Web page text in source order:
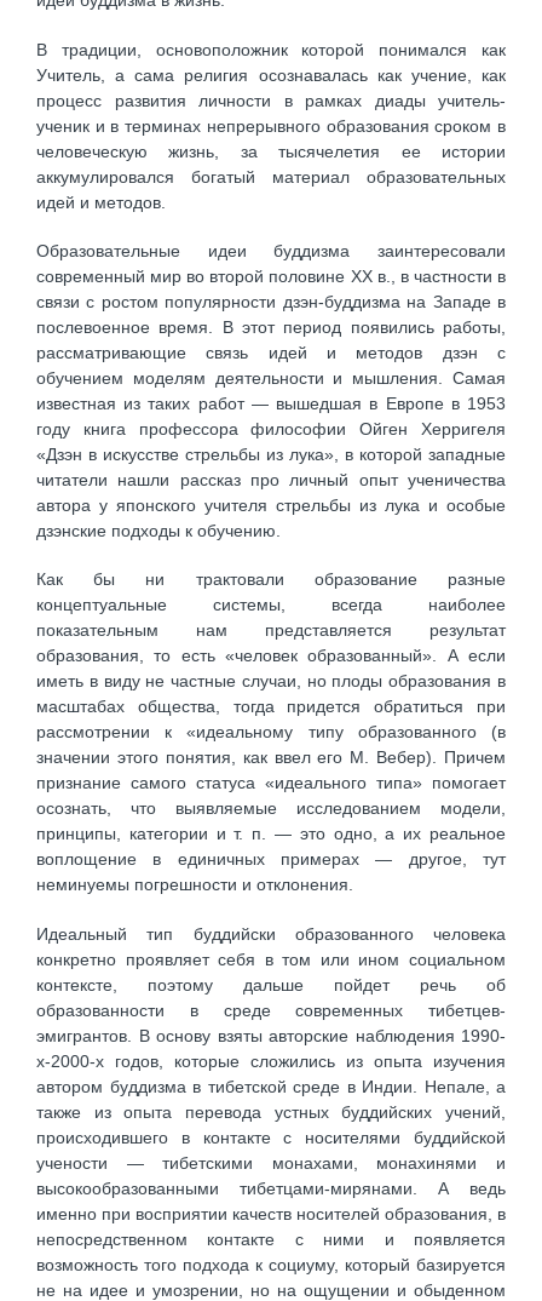
В традиции, основоположник которой понимался как
Учитель, а сама религия осознавалась как учение, как
процесс развития личности в рамках диады учитель-
ученик и в терминах непрерывного образования сроком в
человеческую жизнь, за тысячелетия ее истории
аккумулировался богатый материал образовательных
идей и методов.
Образовательные идеи буддизма заинтересовали
современный мир во второй половине XX в., в частности в
связи с ростом популярности дзэн-буддизма на Западе в
послевоенное время. В этот период появились работы,
рассматривающие связь идей и методов дзэн с
обучением моделям деятельности и мышления. Самая
известная из таких работ — вышедшая в Европе в 1953
году книга профессора философии Ойген Херригеля
«Дзэн в искусстве стрельбы из лука», в которой западные
читатели нашли рассказ про личный опыт ученичества
автора у японского учителя стрельбы из лука и особые
дзэнские подходы к обучению.
Как бы ни трактовали образование разные
концептуальные системы, всегда наиболее
показательным нам представляется результат
образования, то есть «человек образованный». А если
иметь в виду не частные случаи, но плоды образования в
масштабах общества, тогда придется обратиться при
рассмотрении к «идеальному типу образованного (в
значении этого понятия, как ввел его М. Вебер). Причем
признание самого статуса «идеального типа» помогает
осознать, что выявляемые исследованием модели,
принципы, категории и т. п. — это одно, а их реальное
воплощение в единичных примерах — другое, тут
неминуемы погрешности и отклонения.
Идеальный тип буддийски образованного человека
конкретно проявляет себя в том или ином социальном
контексте, поэтому дальше пойдет речь об
образованности в среде современных тибетцев-
эмигрантов. В основу взяты авторские наблюдения 1990-
х-2000-х годов, которые сложились из опыта изучения
автором буддизма в тибетской среде в Индии. Непале, а
также из опыта перевода устных буддийских учений,
происходившего в контакте с носителями буддийской
учености — тибетскими монахами, монахинями и
высокообразованными тибетцами-мирянами. А ведь
именно при восприятии качеств носителей образования, в
непосредственном контакте с ними и появляется
возможность того подхода к социуму, который базируется
не на идее и умозрении, но на ощущении и обыденном